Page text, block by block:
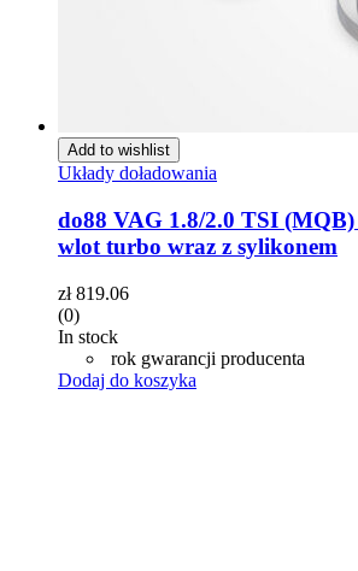
Add to wishlist
Układy doładowania
do88 VAG 1.8/2.0 TSI
wlot turbo wraz z sylikonem
zł819.06
(0)
In stock
rok gwarancji producenta
Dodaj do koszyka